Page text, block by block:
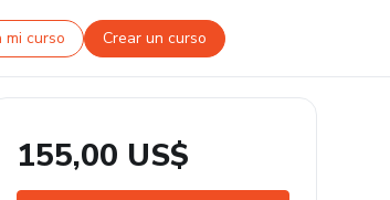
mi curso Crear un curso
155,00 US$